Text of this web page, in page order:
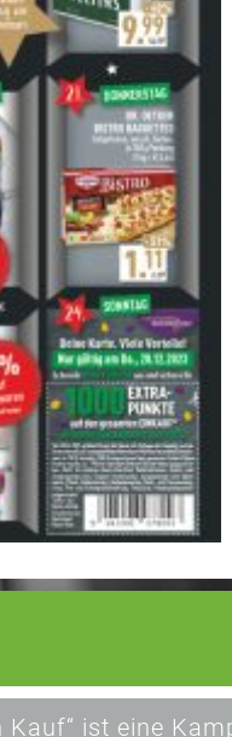
ist eine